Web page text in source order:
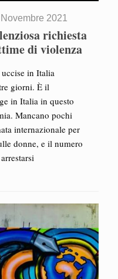
2021
richiesta
di violenza
in Italia
giorni. È il
in Italia in questo
Mancano pochi
internazionale per
donne, e il numero